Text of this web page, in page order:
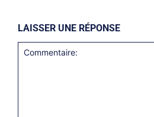
LAISSER UNE RÉPONSE